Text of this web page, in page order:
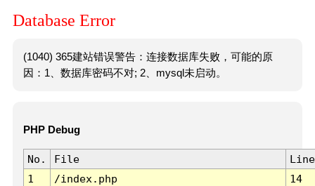
Database Error
(1040) 365建站错误警告：连接数据库失败，可能的原
因：1、数据库密码不对; 2、mysql未启动。
PHP Debug
No. File
Line
1
/index.php 14